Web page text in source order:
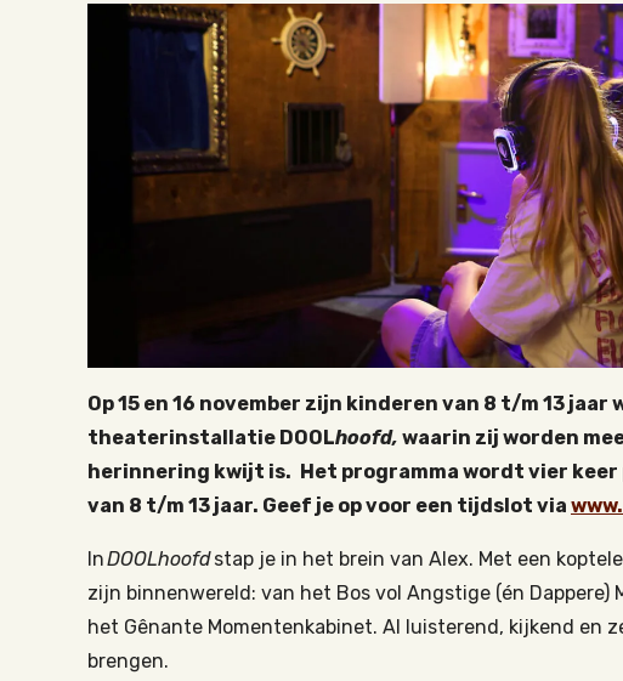
Op 15 en 16 november zijn kinderen van 8 t/m 13
theaterinstallatie DOOLhoofd, waarin zij worden
herinnering kwijt is. Het programma wordt vier
van 8 t/m 13 jaar. Geef je op voor een tijdslot via
InDOOLhoofdstap je in het brein van Alex. Met een
zijn binnenwereld: van het Bos vol Angstige (én
het Gênante Momentenkabinet. Al luisterend, kijkend
brengen.